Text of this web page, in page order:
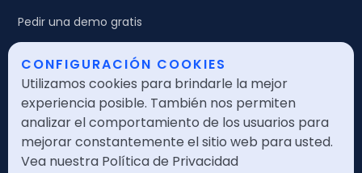
Pedir una demo gratis
Legales
Política de calidad
Política de seguridad
Política de privacidad
CONFIGURACIÓN COOKIES
Utilizamos cookies para brindarle la mejor
experiencia posible. También nos permiten
analizar el comportamiento de los usuarios para
mejorar constantemente el sitio web para usted.
Vea nuestra Política de Privacidad